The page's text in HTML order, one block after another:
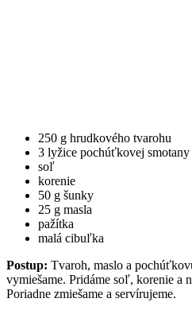
250 g hrudkového tvarohu
3 lyžice pochúťkovej smotany
soľ
korenie
50 g šunky
25 g masla
pažítka
malá cibuľka
Postup: Tvaroh, maslo a
vymiešame. Pridáme soľ, korenie a
Poriadne zmiešame a servírujeme.